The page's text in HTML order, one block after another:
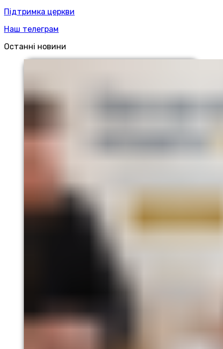
Підтримка церкви
Наш телеграм
Останні новини